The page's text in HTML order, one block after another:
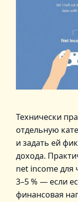
Технически
отдельную
и задать ей
дохода.
net income для
3–5 % — если
финансовая